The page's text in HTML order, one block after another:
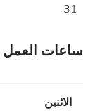
31
ساعات العمل
الاثنين